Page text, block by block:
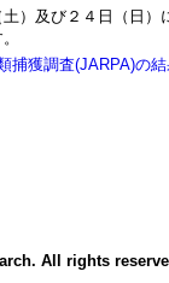
）及び２４日（日
捕獲調査(JARPA)の
All rights